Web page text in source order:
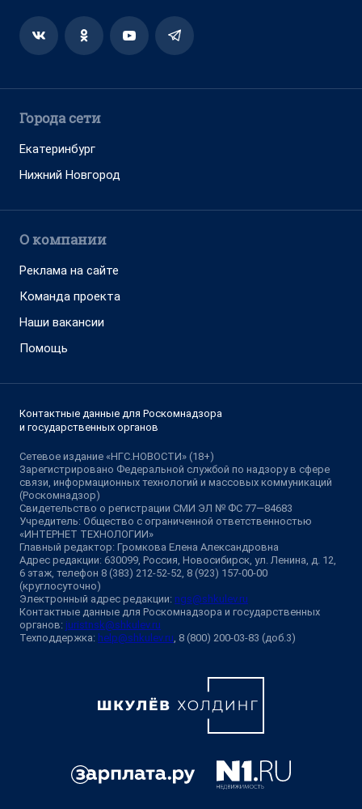
Города сети
Екатеринбург
Нижний Новгород
О компании
Реклама на сайте
Команда проекта
Наши вакансии
Помощь
Контактные данные для Роскомнадзора
и государственных органов
Сетевое издание «НГС.НОВОСТИ» (18+)
Зарегистрировано Федеральной службой по надзору в сфере
связи, информационных технологий и массовых коммуникаций
(Роскомнадзор)
Свидетельство о регистрации СМИ ЭЛ № ФС 77—84683
Учредитель: Общество с ограниченной ответственностью
«ИНТЕРНЕТ ТЕХНОЛОГИИ»
Главный редактор: Громкова Елена Александровна
Адрес редакции: 630099, Россия, Новосибирск, ул. Ленина, д. 12,
6 этаж, телефон 8 (383) 212-52-52, 8 (923) 157-00-00
(круглосуточно)
Электронный адрес редакции: ngs@shkulev.ru
Контактные данные для Роскомнадзора и государственных
органов: juristnsk@shkulev.ru
Техподдержка: help@shkulev.ru, 8 (800) 200-03-83 (доб.3)